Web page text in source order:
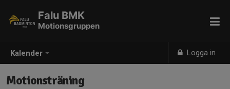
Kalender Logga in
Falu BMK
Motionsgruppen
Motionsträning